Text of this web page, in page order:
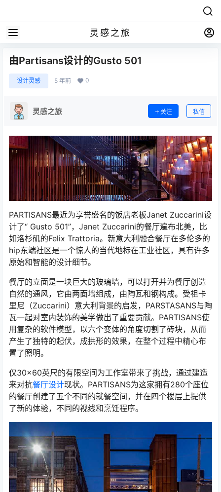
灵感之旅
由Partisans设计的Gusto 501
设计灵感 5 年前 0
灵感之旅 关注 私信
PARTISANS最近为享誉盛名的饭店老板Janet Zuccarini设
计了“ Gusto 501”，Janet Zuccarini的餐厅遍布北美，比
如洛杉矶的Felix Trattoria。新意大利融合餐厅在多伦多的
hip东端社区是一个惊人的当代地标在工业社区，具有许多
原始和智能的设计细节。
餐厅的立面是一块巨大的玻璃墙，可以打开并为餐厅创造
自然的通风，它由两面墙组成，由陶瓦和钢构成。受祖卡
里尼（Zuccarini）意大利背景的启发，PARSTASANS与陶
瓦一起对室内装饰的美学做出了重要贡献。PARTISANS使
用复杂的软件模型，以六个变体的角度切割了砖块，从而
产生了独特的起伏，成拱形的效果，在整个过程中精心布
置了照明。
仅30×60英尺的有限空间为工作室带来了挑战，通过建造
来对抗餐厅设计现状。PARTISANS为这家拥有280个座位
的餐厅创建了五个不同的就餐空间，并在四个楼层上提供
了新的体验，不同的视线和烹饪程序。